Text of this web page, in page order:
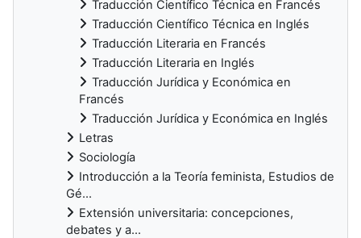
Traducción Científico Técnica en Francés
Traducción Científico Técnica en Inglés
Traducción Literaria en Francés
Traducción Literaria en Inglés
Traducción Jurídica y Económica en
Francés
Traducción Jurídica y Económica en Inglés
Letras
Sociología
Introducción a la Teoría feminista, Estudios de
Gé...
Extensión universitaria: concepciones,
debates y a...